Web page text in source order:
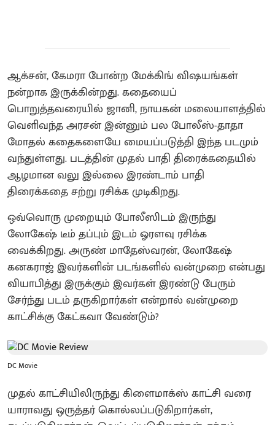
ஆக்சன், கேமரா போன்ற மேக்கிங் விஷயங்கள்
நன்றாக இருக்கின்றது. கதையைப்
பொறுத்தவரையில் ஜானி, நாயகன் மலையாளத்தில்
வெளிவந்த அரசன் இன்னும் பல போலீஸ்-தாதா
மோதல் கதைகளையே மையப்படுத்தி இந்த படமும்
வந்துள்ளது. படத்தின் முதல் பாதி திரைக்கதையில்
ஆழமான வலு இல்லை இரண்டாம் பாதி
திரைக்கதை சற்று ரசிக்க முடிகிறது.
ஒவ்வொரு முறையும் போலீஸிடம் இருந்து
லோகேஷ் டீம் தப்பும் இடம் ஓரளவு ரசிக்க
வைக்கிறது. அருண் மாதேஸ்வரன், லோகேஷ்
கனகராஜ் இவர்களின் படங்களில் வன்முறை என்பது
வியாபித்து இருக்கும் இவர்கள் இரண்டு பேரும்
சேர்ந்து படம் தருகிறார்கள் என்றால் வன்முறை
காட்சிக்கு கேட்கவா வேண்டும்?
DC Movie
முதல் காட்சியிலிருந்து கிளைமாக்ஸ் காட்சி வரை
யாராவது ஒருத்தர் கொல்லப்படுகிறார்கள்,